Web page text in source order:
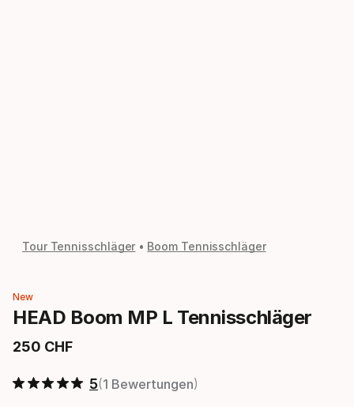
Tour Tennisschläger Boom Tennisschläger
New
HEAD Boom MP L Tennisschläger
250 CHF
Endpreis
5 1 Bewertungen